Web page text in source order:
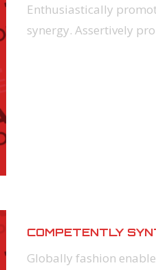
Enthusiastically
synergy. Assertively
COMPETENTLY
Globally fashion